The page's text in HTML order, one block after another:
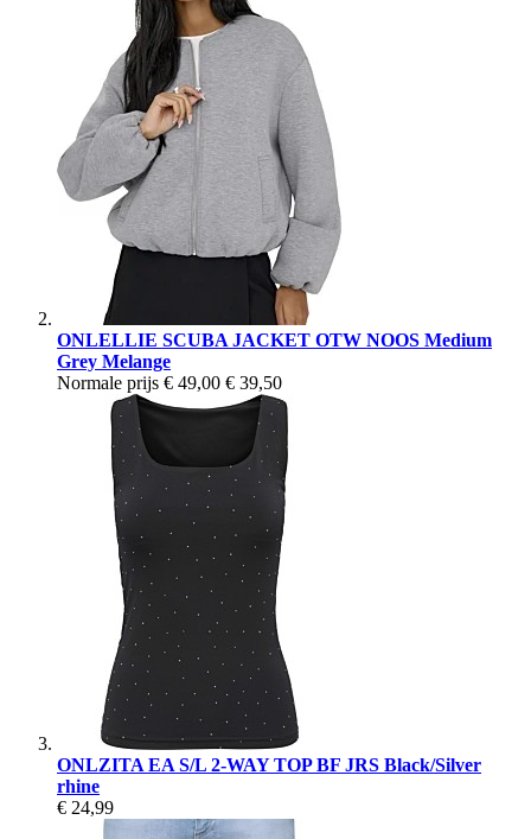
ONLELLIE SCUBA JACKET OTW NOOS Medium
Grey Melange
Normale prijs € 49,00 € 39,50
ONLZITA EA S/L 2-WAY TOP BF JRS Black/Silver
rhine
€ 24,99